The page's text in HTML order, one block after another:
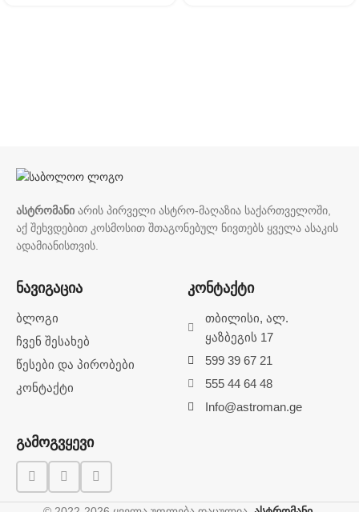
ასტრომანი არის პირველი ასტრო-მაღაზია საქართველოში,
აქ შეხვდებით კოსმოსით შთაგონებულ ნივთებს ყველა ასაკის
ადამიანისთვის.
ნავიგაცია
ბლოგი
ჩვენ შესახებ
წესები და პირობები
კონტაქტი
კონტაქტი
თბილისი, ალ.
ყაზბეგის 17
599 39 67 21
555 44 64 48
Info@astroman.ge
გამოგვყევი